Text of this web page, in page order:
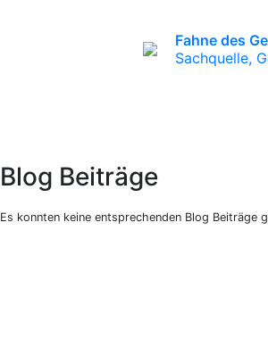
Fahne des
Sachquelle,
Blog Beiträge
Es konnten keine entsprechenden Blog Beiträge